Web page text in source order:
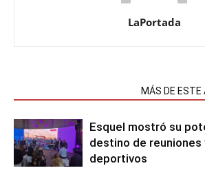
LaPortada
MÁS DE ESTE
Esquel mostró su
destino de reuniones
deportivos